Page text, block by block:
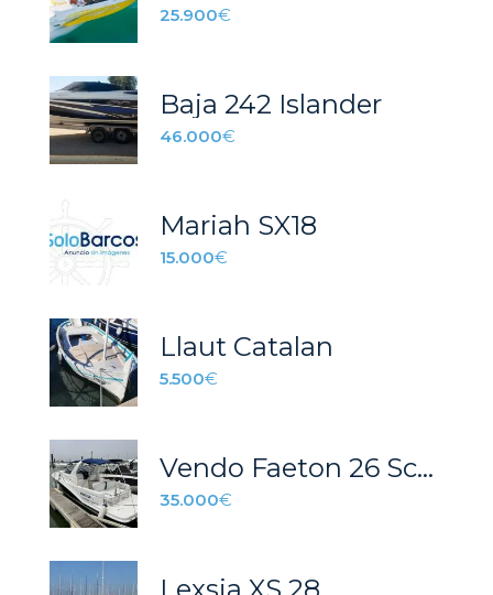
25.900€
Baja 242 Islander
46.000€
Mariah SX18
15.000€
Llaut Catalan
5.500€
Vendo Faeton 26 Scape
35.000€
Lexsia XS 28